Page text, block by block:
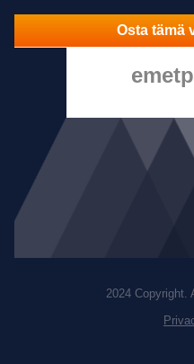
Osta tämä
2024 Copyright.